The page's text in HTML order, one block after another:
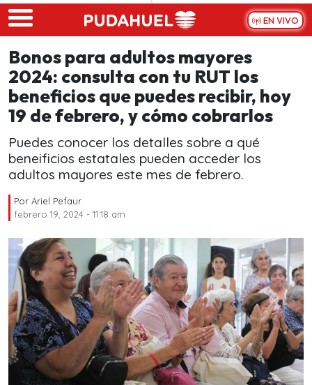
Skip to main content
EN VIVO
Bonos para adultos mayores
2024: consulta con tu RUT los
beneficios que puedes recibir, hoy
19 de febrero, y cómo cobrarlos
Puedes conocer los detalles sobre a qué
beneificios estatales pueden acceder los
adultos mayores este mes de febrero.
Por Ariel Pefaur
febrero 19, 2024 - 11:18 am